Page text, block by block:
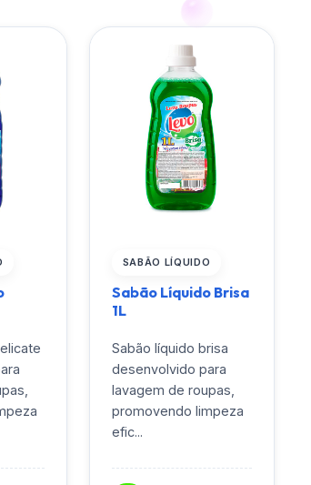
SABÃO LÍQUIDO
Sabão Líquido Brisa
1L
Sabão líquido brisa
desenvolvido para
lavagem de roupas,
promovendo limpeza
efic...